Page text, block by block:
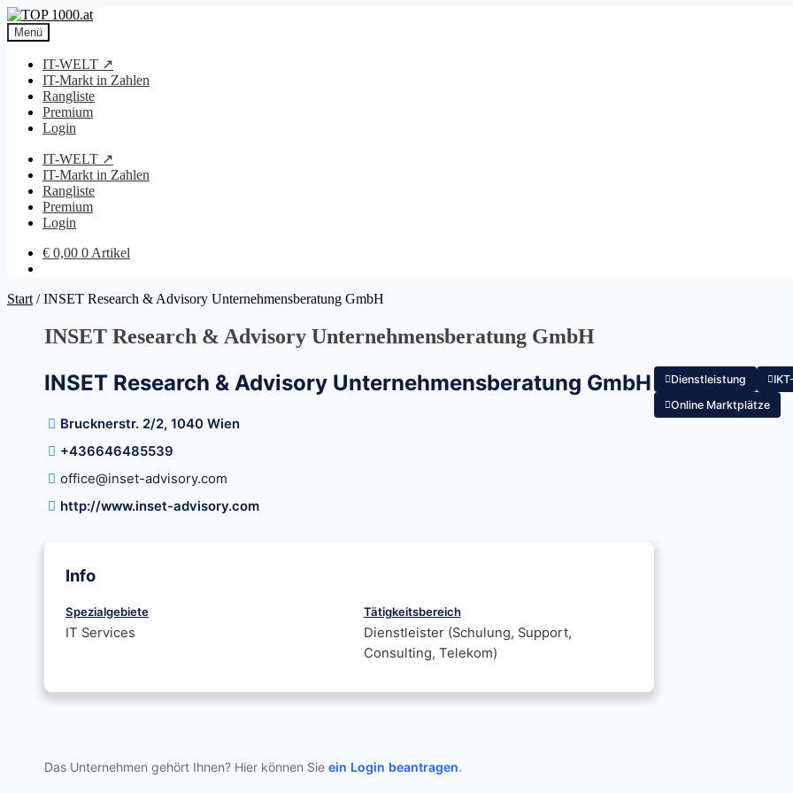
Zur
Navigation
springen
Zum
Inhalt
springen
Menü
IT-WELT ↗
IT-Markt in Zahlen
Rangliste
Premium
Login
IT-WELT ↗
IT-Markt in Zahlen
Rangliste
Premium
Login
€ 0,00 0 Artikel
Start /INSET Research & Advisory Unternehmensberatung GmbH
INSET Research & Advisory Unternehmensberatung GmbH
INSET Research & Advisory Unternehmensberatung GmbH
Brucknerstr. 2/2, 1040 Wien
+436646485539
office@inset-advisory.com
http://www.inset-advisory.com
Info
Spezialgebiete
IT Services
Tätigkeitsbereich
Dienstleister (Schulung, Support,
Consulting, Telekom)
Dienstleistung
Online Marktplätze
Das Unternehmen gehört Ihnen? Hier können Sie ein Login beantragen.